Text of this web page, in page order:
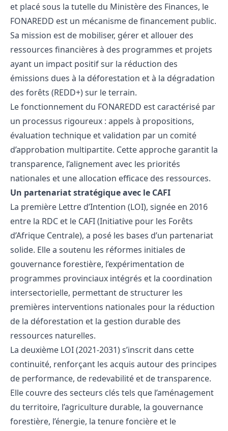
et placé sous la tutelle du Ministère des Finances, le
FONAREDD est un mécanisme de financement public.
Sa mission est de mobiliser, gérer et allouer des
ressources financières à des programmes et projets
ayant un impact positif sur la réduction des
émissions dues à la déforestation et à la dégradation
des forêts (REDD+) sur le terrain.
Le fonctionnement du FONAREDD est caractérisé par
un processus rigoureux : appels à propositions,
évaluation technique et validation par un comité
d’approbation multipartite. Cette approche garantit la
transparence, l’alignement avec les priorités
nationales et une allocation efficace des ressources.
Un partenariat stratégique avec le CAFI
La première Lettre d’Intention (LOI), signée en 2016
entre la RDC et le CAFI (Initiative pour les Forêts
d’Afrique Centrale), a posé les bases d’un partenariat
solide. Elle a soutenu les réformes initiales de
gouvernance forestière, l’expérimentation de
programmes provinciaux intégrés et la coordination
intersectorielle, permettant de structurer les
premières interventions nationales pour la réduction
de la déforestation et la gestion durable des
ressources naturelles.
La deuxième LOI (2021-2031) s’inscrit dans cette
continuité, renforçant les acquis autour des principes
de performance, de redevabilité et de transparence.
Elle couvre des secteurs clés tels que l’aménagement
du territoire, l’agriculture durable, la gouvernance
forestière, l’énergie, la tenure foncière et le